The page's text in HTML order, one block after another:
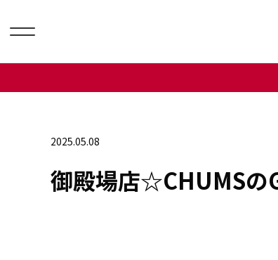
2025.05.08
御殿場店☆CHUMSの